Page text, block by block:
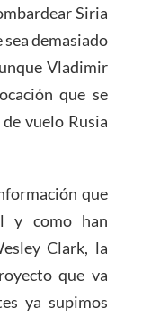
Siria
demasiado
Vladimir
que se
vuelo Rusia
que
y como han
Clark, la
que va
ya supimos